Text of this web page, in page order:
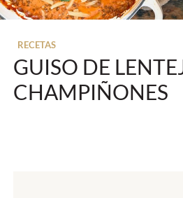
RECETAS
GUISO DE
CHAMPIÑONES